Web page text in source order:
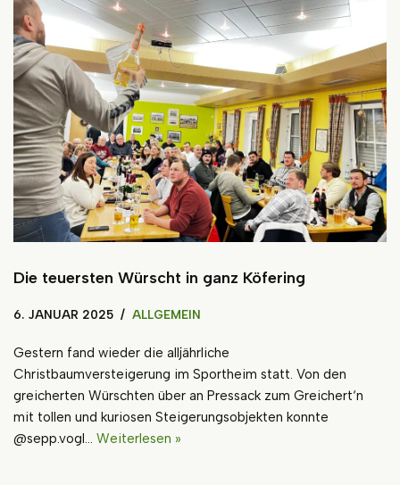
Die teuersten Würscht in ganz Köfering
6. JANUAR 2025 ALLGEMEIN
Gestern fand wieder die alljährliche
Christbaumversteigerung im Sportheim statt. Von den
greicherten Würschten über an Pressack zum Greichert‘n
mit tollen und kuriosen Steigerungsobjekten konnte
@sepp.vogl… Weiterlesen »